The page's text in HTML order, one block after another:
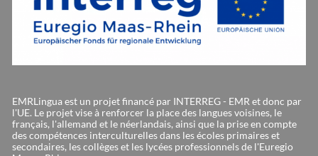
EMRLingua est un projet financé par INTERREG - EMR et donc par
l'UE. Le projet vise à renforcer la place des langues voisines, le
français, l'allemand et le néerlandais, ainsi que la prise en compte
des compétences interculturelles dans les écoles primaires et
secondaires, les collèges et les lycées professionnels de l'Euregio